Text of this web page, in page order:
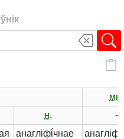
мн.
н.
-
анагліфі́чнае анагліф